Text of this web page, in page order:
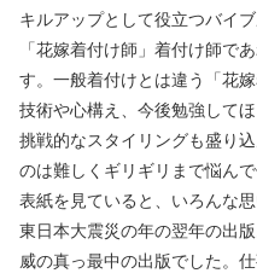
キルアップとして役立つバイ
「花嫁着付け師」着付け師で
す。一般着付けとは違う「花
技術や心構え、今後勉強して
挑戦的なスタイリングも盛り
のは難しくギリギリまで悩ん
表紙を見ていると、いろんな
東日本大震災の年の翌年の出
威の真っ最中の出版でした。